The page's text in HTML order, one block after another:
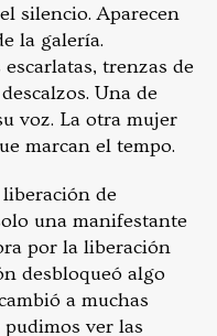
silencio. Aparecen
la galería.
trenzas de
Una de
voz. La otra mujer
marcan el tempo.
liberación de
una manifestante
por la liberación
desbloqueó algo
a muchas
ver las